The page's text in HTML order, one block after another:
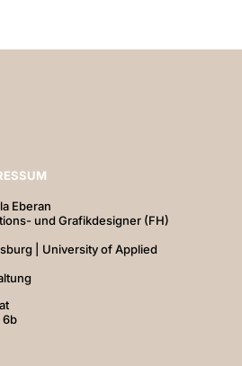
Eberan
und Grafikdesigner (FH)
| University of Applied
6b